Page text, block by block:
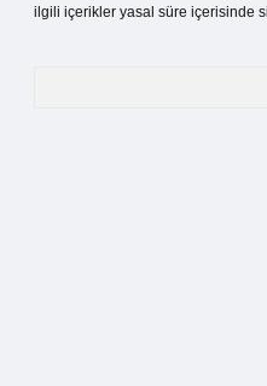
ilgili içerikler yasal süre içerisinde